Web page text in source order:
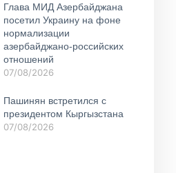
Глава МИД Азербайджана
посетил Украину на фоне
нормализации
азербайджано-российских
отношений
07/08/2026
Пашинян встретился с
президентом Кыргызстана
07/08/2026